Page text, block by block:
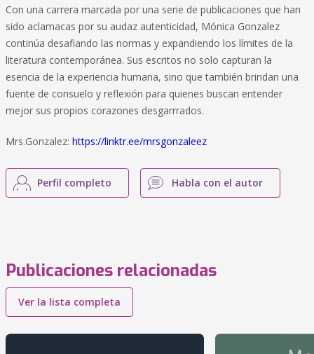
Con una carrera marcada por una serie de publicaciones que han
sido aclamacas por su audaz autenticidad, Mónica Gonzalez
continúa desafiando las normas y expandiendo los límites de la
literatura contemporánea. Sus escritos no solo capturan la
esencia de la experiencia humana, sino que también brindan una
fuente de consuelo y reflexión para quienes buscan entender
mejor sus propios corazones desgarrrados.
Mrs.Gonzalez: https://linktr.ee/mrsgonzaleez
Perfil completo Habla con el autor
Publicaciones relacionadas
Ver la lista completa